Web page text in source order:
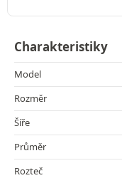
Charakteristiky
Model
Rozměr
Šíře
Průměr
Rozteč